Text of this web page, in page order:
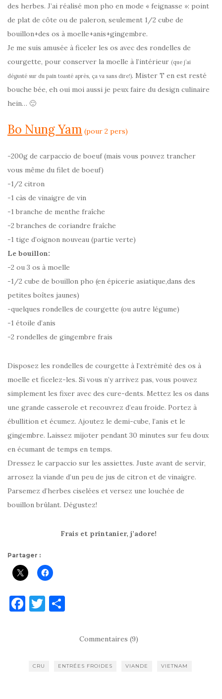
des herbes. J’ai réalisé mon pho en mode « feignasse »: point
de plat de côte ou de paleron, seulement 1/2 cube de
bouillon+des os à moelle+anis+gingembre.
Je me suis amusée à ficeler les os avec des rondelles de
courgette, pour conserver la moelle à l’intérieur (que j’ai
dégusté sur du pain toasté après, ça va sans dire!). Mister T en est resté
bouche bée, eh oui moi aussi je peux faire du design culinaire
hein… 🙂
Bo Nung Yam (pour 2 pers)
-200g de carpaccio de boeuf (mais vous pouvez trancher
vous même du filet de boeuf)
-1/2 citron
-1 càs de vinaigre de vin
-1 branche de menthe fraîche
-2 branches de coriandre fraîche
-1 tige d’oignon nouveau (partie verte)
Le bouillon:
-2 ou 3 os à moelle
-1/2 cube de bouillon pho (en épicerie asiatique,dans des
petites boîtes jaunes)
-quelques rondelles de courgette (ou autre légume)
-1 étoile d’anis
-2 rondelles de gingembre frais
Disposez les rondelles de courgette à l’extrémité des os à
moelle et ficelez-les. Si vous n’y arrivez pas, vous pouvez
simplement les fixer avec des cure-dents. Mettez les os dans
une grande casserole et recouvrez d’eau froide. Portez à
ébullition et écumez. Ajoutez le demi-cube, l’anis et le
gingembre. Laissez mijoter pendant 30 minutes sur feu doux
en écumant de temps en temps.
Dressez le carpaccio sur les assiettes. Juste avant de servir,
arrosez la viande d’un peu de jus de citron et de vinaigre.
Parsemez d’herbes ciselées et versez une louchée de
bouillon brûlant. Dégustez!
Frais et printanier, j’adore!
Partager :
F
b
T
er
Commentaires (9)
CRU ENTRÉES FROIDES VIANDE VIETNAM